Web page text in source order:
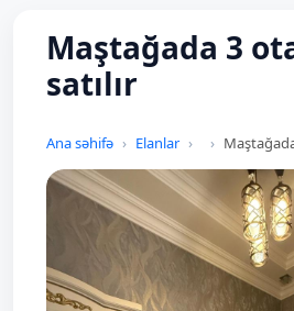
Maştağada 3
satılır
Ana səhifə Elanlar